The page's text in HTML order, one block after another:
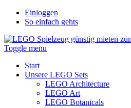
Einloggen
So einfach gehts
Toggle menu
Start
Unsere LEGO Sets
LEGO Architecture
LEGO Art
LEGO Botanicals